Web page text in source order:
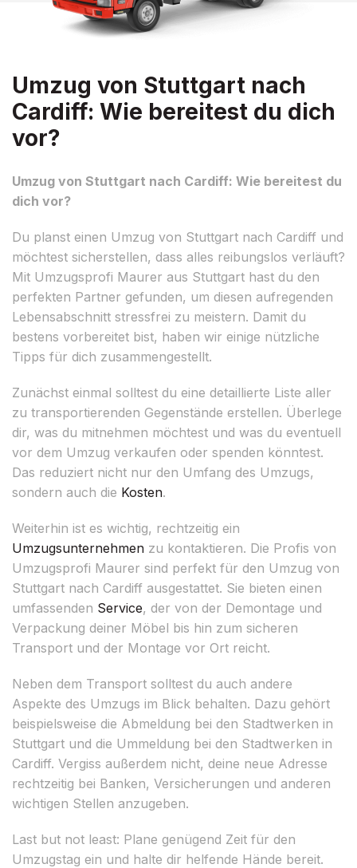
Umzug von Stuttgart nach
Cardiff: Wie bereitest du dich
vor?
Umzug von Stuttgart nach Cardiff: Wie bereitest du
dich vor?
Du planst einen Umzug von Stuttgart nach Cardiff und
möchtest sicherstellen, dass alles reibungslos verläuft?
Mit Umzugsprofi Maurer aus Stuttgart hast du den
perfekten Partner gefunden, um diesen aufregenden
Lebensabschnitt stressfrei zu meistern. Damit du
bestens vorbereitet bist, haben wir einige nützliche
Tipps für dich zusammengestellt.
Zunächst einmal solltest du eine detaillierte Liste aller
zu transportierenden Gegenstände erstellen. Überlege
dir, was du mitnehmen möchtest und was du eventuell
vor dem Umzug verkaufen oder spenden könntest.
Das reduziert nicht nur den Umfang des Umzugs,
sondern auch die Kosten.
Weiterhin ist es wichtig, rechtzeitig ein
Umzugsunternehmen zu kontaktieren. Die Profis von
Umzugsprofi Maurer sind perfekt für den Umzug von
Stuttgart nach Cardiff ausgestattet. Sie bieten einen
umfassenden Service, der von der Demontage und
Verpackung deiner Möbel bis hin zum sicheren
Transport und der Montage vor Ort reicht.
Neben dem Transport solltest du auch andere
Aspekte des Umzugs im Blick behalten. Dazu gehört
beispielsweise die Abmeldung bei den Stadtwerken in
Stuttgart und die Ummeldung bei den Stadtwerken in
Cardiff. Vergiss außerdem nicht, deine neue Adresse
rechtzeitig bei Banken, Versicherungen und anderen
wichtigen Stellen anzugeben.
Last but not least: Plane genügend Zeit für den
Umzugstag ein und halte dir helfende Hände bereit.